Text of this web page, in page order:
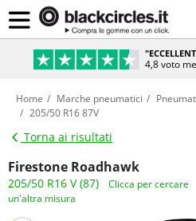
4,8 voto
Home Marche pneumatici
205/50 R16 87V
Torna ai risultati
Firestone Roadhawk
205/50 R16 V (87)
Clicca per cercare
un'altra misura